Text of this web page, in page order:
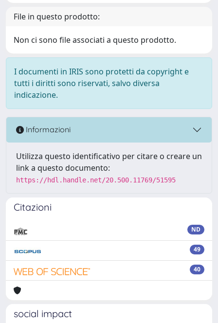
File in questo prodotto:
Non ci sono file associati a questo prodotto.
I documenti in IRIS sono protetti da copyright e
tutti i diritti sono riservati, salvo diversa
indicazione.
Informazioni
Utilizza questo identificativo per citare o creare un
link a questo documento:
https://hdl.handle.net/20.500.11769/51595
Citazioni
ND
49
40
social impact